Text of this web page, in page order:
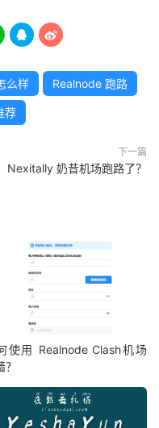
 
么样 Realnode 跑路
荐
下一篇
Nexitally 奶昔机场跑路了？
使用 Realnode Clash机场